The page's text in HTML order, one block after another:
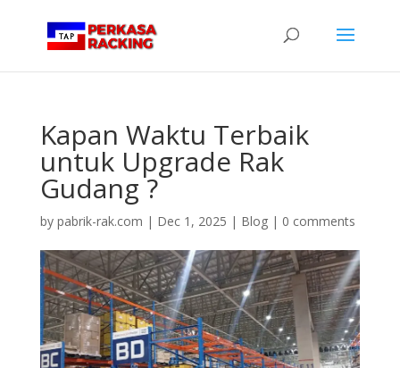
Kapan Waktu Terbaik
untuk Upgrade Rak
Gudang ?
by pabrik-rak.com | Dec 1, 2025 | Blog| 0 comments